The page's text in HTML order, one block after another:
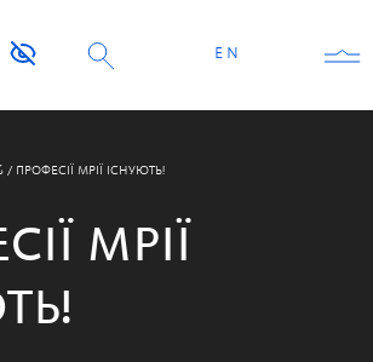
EN
/ ПРОФЕСІЇ МРІЇ ІСНУЮТЬ!
МРІЇ